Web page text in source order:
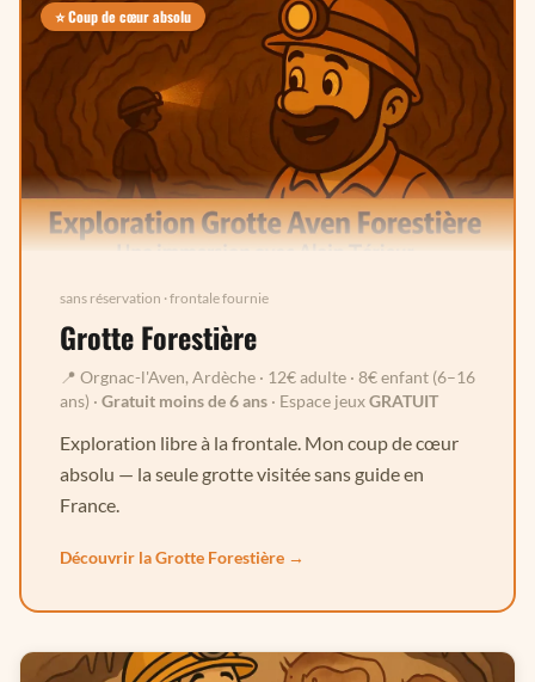
⭐ Coup de cœur absolu
sans réservation · frontale fournie
Grotte Forestière
📍 Orgnac-l'Aven, Ardèche · 12€ adulte · 8€ enfant (6–16
ans) · Gratuit moins de 6 ans · Espace jeuxGRATUIT
Exploration libre à la frontale. Mon coup de cœur
absolu — la seule grotte visitée sans guide en
France.
Découvrir la Grotte Forestière →